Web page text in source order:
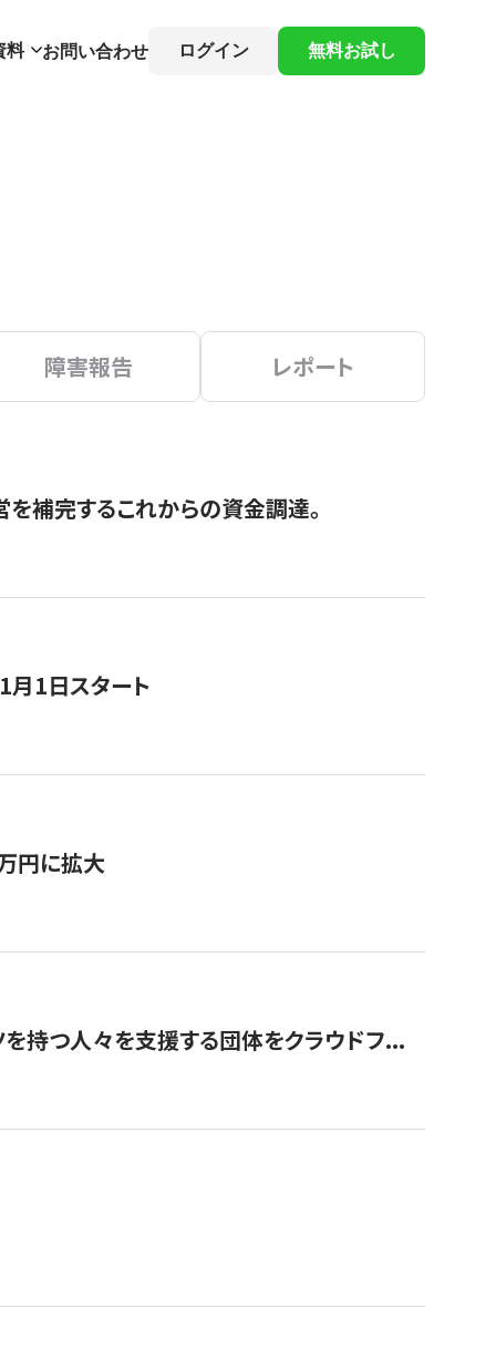
料 お問い合わせ ログイン 無料お試し
障害報告 レポート
補完するこれからの資金調達。
月1日スタート
円に拡大
持つ人々を支援する団体をクラウドフ...